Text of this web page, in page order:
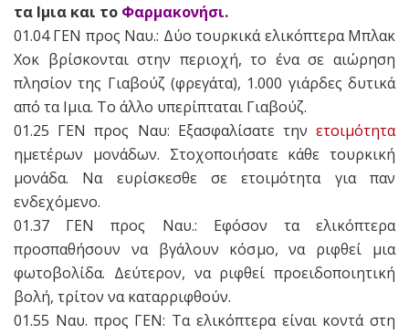
τα Ιμια και το Φαρμακονήσι.
01.04 ΓΕΝ προς Ναυ.: Δύο τουρκικά ελικόπτερα Μπλακ
Χοκ βρίσκονται στην περιοχή, το ένα σε αιώρηση
πλησίον της Γιαβούζ (φρεγάτα), 1.000 γιάρδες δυτικά
από τα Ιμια. Το άλλο υπερίπταται Γιαβούζ.
01.25 ΓΕΝ προς Ναυ: Εξασφαλίσατε την ετοιμότητα
ημετέρων μονάδων. Στοχοποιήσατε κάθε τουρκική
μονάδα. Να ευρίσκεσθε σε ετοιμότητα για παν
ενδεχόμενο.
01.37 ΓΕΝ προς Ναυ.: Εφόσον τα ελικόπτερα
προσπαθήσουν να βγάλουν κόσμο, να ριφθεί μια
φωτοβολίδα. Δεύτερον, να ριφθεί προειδοποιητική
βολή, τρίτον να καταρριφθούν.
01.55 Ναυ. προς ΓΕΝ: Τα ελικόπτερα είναι κοντά στη